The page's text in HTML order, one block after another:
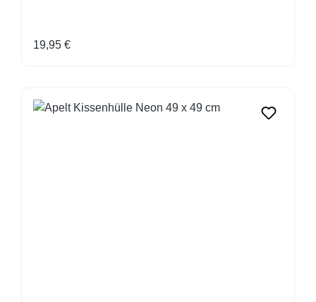
Regulärer Preis:
19,95 €